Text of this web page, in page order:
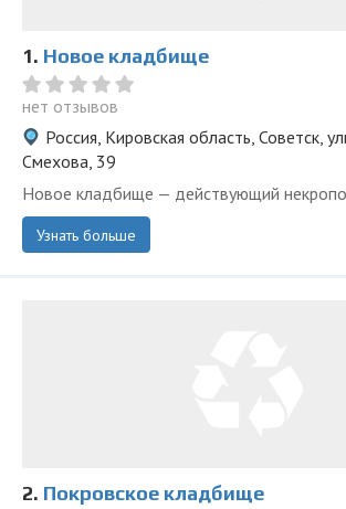
1. Новое кладбище
нет отзывов
Россия, Кировская область, Советск,
Смехова, 39
Новое кладбище — действующий
Узнать больше
2. Покровское кладбище